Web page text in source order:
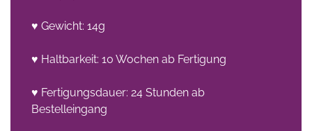
♥ Gewicht: 14g
♥ Haltbarkeit: 10 Wochen ab Fertigung
♥ Fertigungsdauer: 24 Stunden ab
Bestelleingang